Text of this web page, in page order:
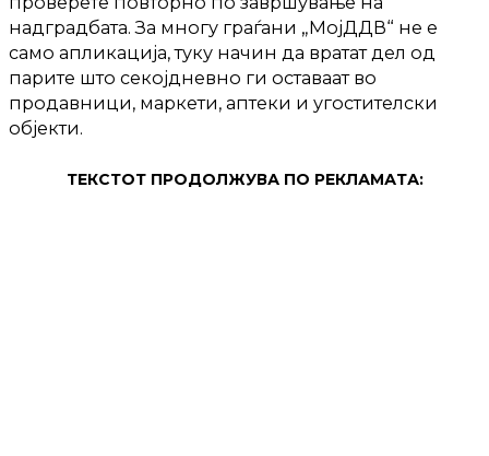
надградбата. За многу граѓани „МојДДВ“ не е
само апликација, туку начин да вратат дел од
парите што секојдневно ги оставаат во
продавници, маркети, аптеки и угостителски
објекти.
ТЕКСТОТ ПРОДОЛЖУВА ПО РЕКЛАМАТА: